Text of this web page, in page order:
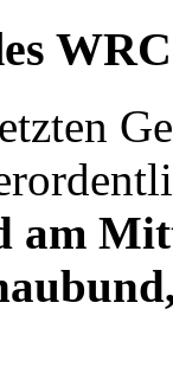
am